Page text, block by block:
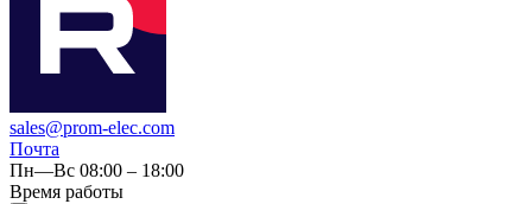
sales@prom-elec.com
Почта
Пн—Вс 08:00 – 18:00
Время работы